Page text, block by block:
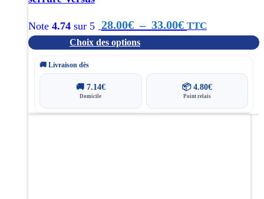
Note 4.74 sur 5 28.00€ – 33.00€Plage
28.00€
à
TTC
Choix des options
🚚 Livraison dès
🚚 7.14€
Domicile
📦 4.80€
Point relais